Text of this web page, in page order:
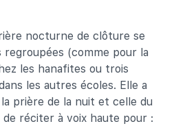
nocturne de clôture se
(comme pour la
les hanafites ou trois
les autres écoles. Elle a
prière de la nuit et celle du
réciter à voix haute pour :